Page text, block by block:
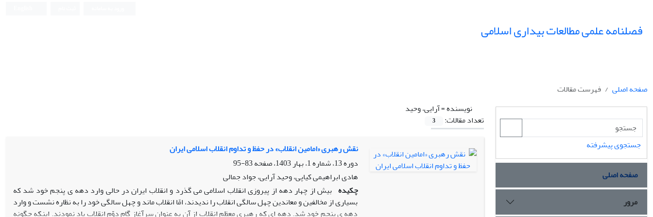
فصلنامه علمی مطالعات بیداری اسلامی
صفحه اصلی
فهرست مقالات
نویسنده =آرایی، وحید
تعداد مقالات:
3
نقش رهبری «امامین انقلاب» در حفظ و تداوم انقلاب اسلامی ایران
دوره 13، شماره 1، بهار 1403، صفحه
83-95
هادی ابراهیمی کیاپی، وحید آرایی، جواد جمالی
چکیده بیش از چهار دهه از پیروزی انقلاب اسلامی می گذرد و انقلاب ایران در حالی وارد دهه ی پنجم خود شد که
بسیاری از مخالفین و معاندین چهل سالگی انقلاب را ندیدند، امّا انقلاب ماند و چهل سالگی خود را به نظاره نشست و وارد
دهه ی پنجم خود شد. دهه ای که رهبری معظم انقلاب از آن به عنوان سرآغاز گام دوّم انقلاب یاد نمودند. اینکه چگونه
جستجوی پیشرفته
صفحه اصلی
مرور